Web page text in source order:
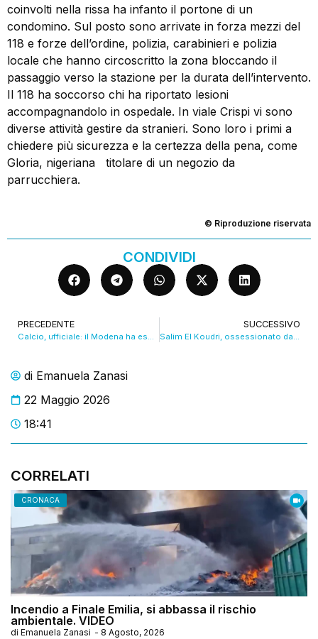
di Emanuela Zanasi
22 Maggio 2026
18:41
CORRELATI
CRONACA
Incendio a Finale Emilia, si abbassa il rischio
ambientale. VIDEO
di Emanuela Zanasi - 8 Agosto, 2026
coinvolti nella rissa ha infanto il portone di un
condomino. Sul posto sono arrivate in forza mezzi del
118 e forze dell’ordine, polizia, carabinieri e polizia
locale che hanno circoscritto la zona bloccando il
passaggio verso la stazione per la durata dell’intervento.
Il 118 ha soccorso chi ha riportato lesioni
accompagnandolo in ospedale. In viale Crispi vi sono
diverse attività gestire da stranieri. Sono loro i primi a
chiedere più sicurezza e la certezza della pena, come
Gloria, nigeriana titolare di un negozio da
parrucchiera.
© Riproduzione riservata
CONDIVIDI
PRECEDENTE
Calcio, ufficiale: il Modena ha esonerato il tecnico Sottil
SUCCESSIVO
Salim El Koudri, ossessionato dal lavoro, dal carcere chiede dei feriti. VIDEO